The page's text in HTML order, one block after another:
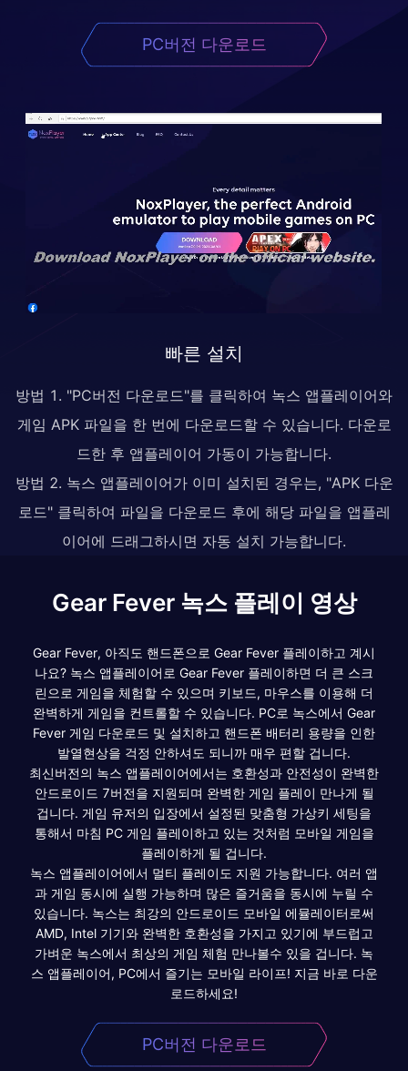
PC버전 다운로드
빠른 설치
방법 1. "PC버전 다운로드"를 클릭하여 녹스 앱플레이어와
게임 APK 파일을 한 번에 다운로드할 수 있습니다. 다운로
드한 후 앱플레이어 가동이 가능합니다.
방법 2. 녹스 앱플레이어가 이미 설치된 경우는, "APK 다운
로드" 클릭하여 파일을 다운로드 후에 해당 파일을 앱플레
이어에 드래그하시면 자동 설치 가능합니다.
Gear Fever 녹스 플레이 영상
Gear Fever, 아직도 핸드폰으로 Gear Fever 플레이하고 계시
나요? 녹스 앱플레이어로 Gear Fever 플레이하면 더 큰 스크
린으로 게임을 체험할 수 있으며 키보드, 마우스를 이용해 더
완벽하게 게임을 컨트롤할 수 있습니다. PC로 녹스에서 Gear
Fever 게임 다운로드 및 설치하고 핸드폰 배터리 용량을 인한
발열현상을 걱정 안하셔도 되니까 매우 편할 겁니다.
최신버전의 녹스 앱플레이어에서는 호환성과 안전성이 완벽한
안드로이드 7버전을 지원되며 완벽한 게임 플레이 만나게 될
겁니다. 게임 유저의 입장에서 설정된 맞춤형 가상키 세팅을
통해서 마침 PC 게임 플레이하고 있는 것처럼 모바일 게임을
플레이하게 될 겁니다.
녹스 앱플레이어에서 멀티 플레이도 지원 가능합니다. 여러 앱
과 게임 동시에 실행 가능하며 많은 즐거움을 동시에 누릴 수
있습니다. 녹스는 최강의 안드로이드 모바일 에뮬레이터로써
AMD, Intel 기기와 완벽한 호환성을 가지고 있기에 부드럽고
가벼운 녹스에서 최상의 게임 체험 만나볼수 있을 겁니다. 녹
스 앱플레이어, PC에서 즐기는 모바일 라이프! 지금 바로 다운
로드하세요!
PC버전 다운로드